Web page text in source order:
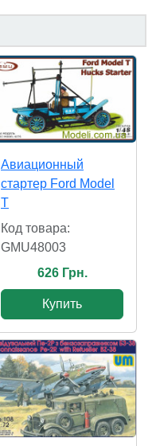
Авиационный
стартер Ford Model
T
Код товара:
GMU48003
626 Грн.
Купить